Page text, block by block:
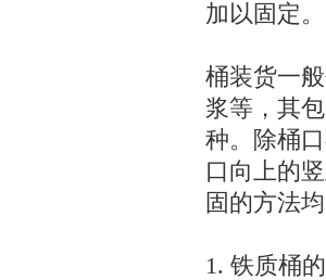
加以固定。
桶装货一
浆等，其
种。除桶
口向上的
固的方法
1. 铁质桶